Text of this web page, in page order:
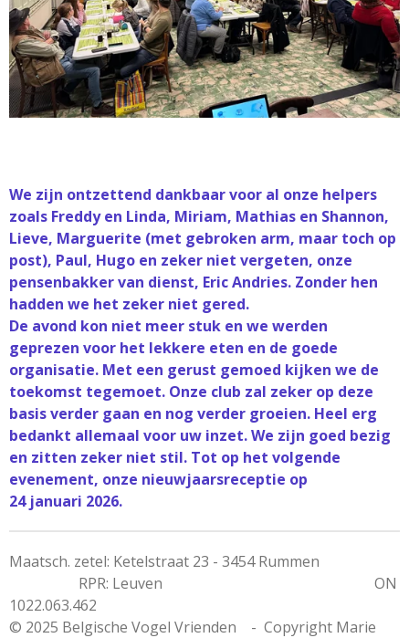
We zijn ontzettend dankbaar voor al onze helpers
zoals Freddy en Linda, Miriam, Mathias en Shannon,
Lieve, Marguerite (met gebroken arm, maar toch op
post), Paul, Hugo en zeker niet vergeten, onze
pensenbakker van dienst, Eric Andries. Zonder hen
hadden we het zeker niet gered.
De avond kon niet meer stuk en we werden
geprezen voor het lekkere eten en de goede
organisatie. Met een gerust gemoed kijken we de
toekomst tegemoet. Onze club zal zeker op deze
basis verder gaan en nog verder groeien. Heel erg
bedankt allemaal voor uw inzet. We zijn goed bezig
en zitten zeker niet stil. Tot op het volgende
evenement, onze nieuwjaarsreceptie op
24 januari 2026.
Maatsch. zetel: Ketelstraat 23 - 3454 Rummen
RPR: Leuven ON
1022.063.462
© 2025 Belgische Vogel Vrienden - Copyright Marie